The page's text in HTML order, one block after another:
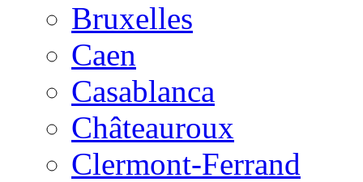
Bruxelles
Caen
Casablanca
Châteauroux
Clermont-Ferrand